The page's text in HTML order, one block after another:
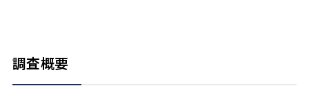
調査概要